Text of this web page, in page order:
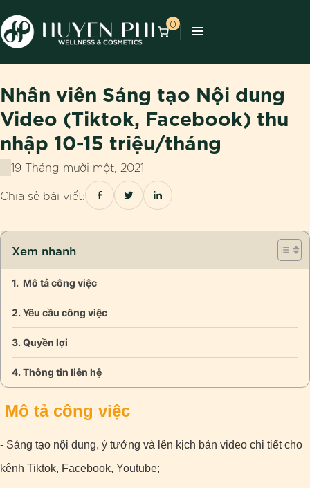
0
Nhân viên Sáng tạo Nội dung
Video (Tiktok, Facebook) thu
nhập 10-15 triệu/tháng
19 Tháng mười một, 2021
Chia sẻ bài viết:
Xem nhanh
Mô tả công việc
Yêu cầu công việc
Quyền lợi
Thông tin liên hệ
Mô tả công việc
- Sáng tạo nội dung, ý tưởng và lên kịch bản video chi tiết cho
kênh Tiktok, Facebook, Youtube;